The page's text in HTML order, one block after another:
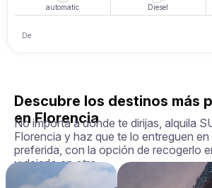
automatic Diesel
De
Descubre los destinos más
en Florencia
No importa a dónde te dirijas, alquila
Florencia y haz que te lo entreguen
preferida, con la opción de recogerlo
y dejarlo en otra.